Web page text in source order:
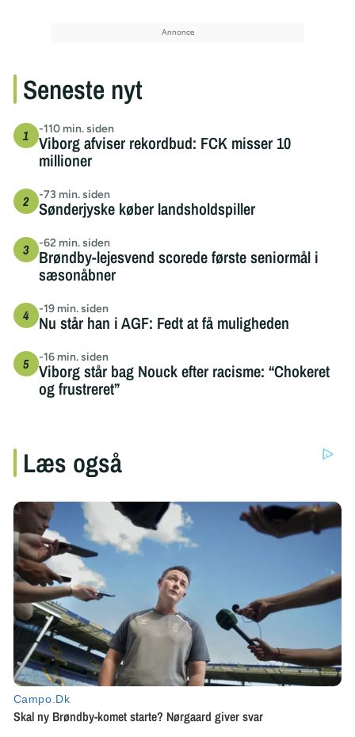
Seneste nyt
-110 min. siden
Viborg afviser rekordbud: FCK misser 10
millioner
-73 min. siden
Sønderjyske køber landsholdspiller
-62 min. siden
Brøndby-lejesvend scorede første seniormål i
sæsonåbner
-19 min. siden
Nu står han i AGF: Fedt at få muligheden
-16 min. siden
Viborg står bag Nouck efter racisme: “Chokeret
og frustreret”